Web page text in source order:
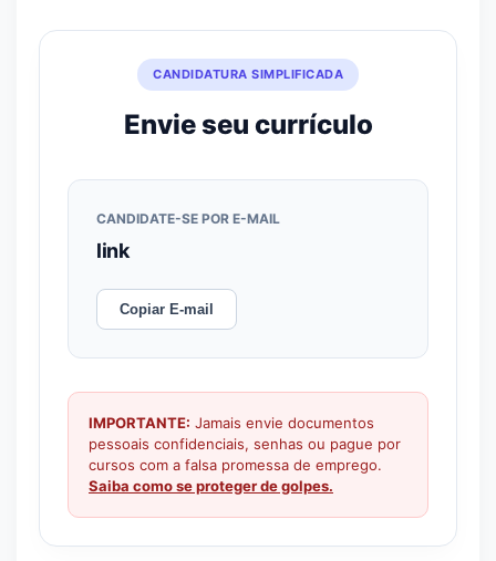
CANDIDATURA SIMPLIFICADA
Envie seu currículo
CANDIDATE-SE POR E-MAIL
link
Copiar E-mail
IMPORTANTE: Jamais envie documentos
pessoais confidenciais, senhas ou pague por
cursos com a falsa promessa de emprego.
Saiba como se proteger de golpes.